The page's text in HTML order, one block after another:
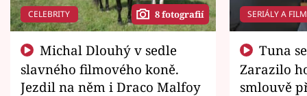
CELEBRITY 8 fotografií
slavného filmového koně.
Jezdil na něm i Draco Malfoy
SERIÁLY A
Zarazilo
smlouvě